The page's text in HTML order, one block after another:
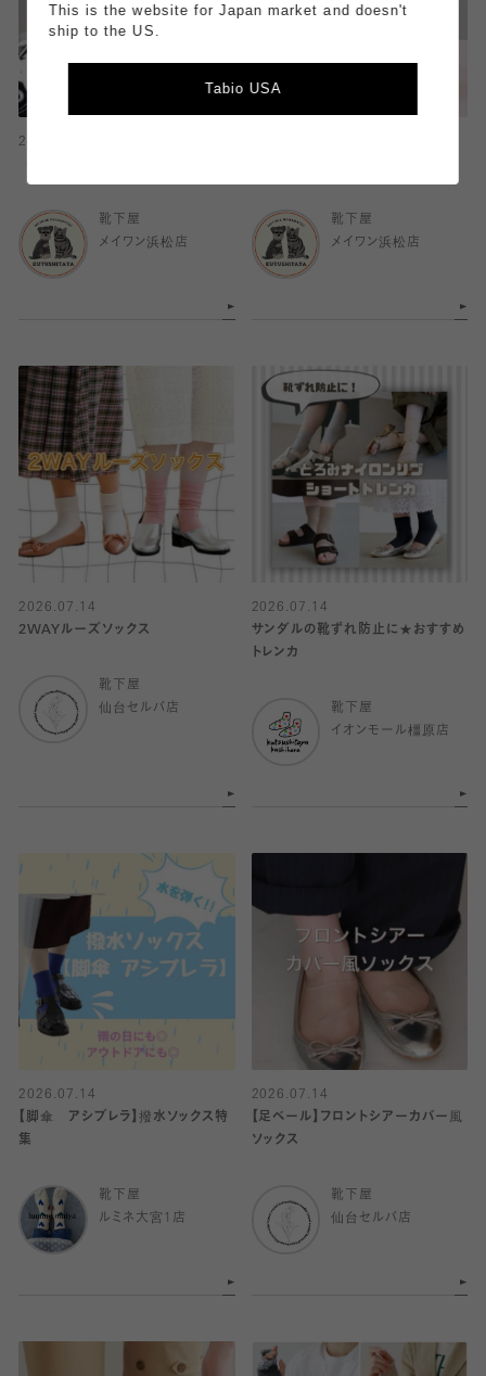
2026.07.16
靴下屋
メイワン浜松店
靴下屋
メイワン浜松店
2026.07.14
2WAYルーズソックス
靴下屋
仙台セルバ店
2026.07.14
サンダルの靴ずれ防止に★おすすめ
トレンカ
靴下屋
イオンモール橿原店
2026.07.14
【脚傘 アシブレラ】撥水ソックス特
集
靴下屋
ルミネ大宮1店
2026.07.14
【足ベール】フロントシアーカバー風
ソックス
靴下屋
仙台セルバ店
This is the website for Japan market and doesn't
ship to the US.
Tabio USA